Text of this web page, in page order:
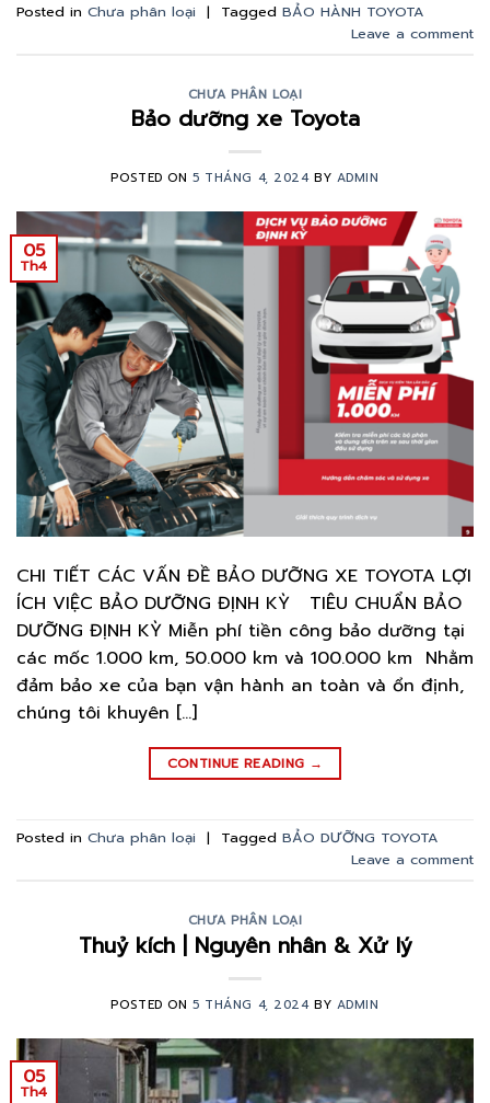
Posted in Chưa phân loại | Tagged BẢO HÀNH TOYOTA
Leave a comment
CHƯA PHÂN LOẠI
Bảo dưỡng xe Toyota
POSTED ON5 THÁNG 4, 2024BY ADMIN
05
Th4
CHI TIẾT CÁC VẤN ĐỀ BẢO DƯỠNG XE TOYOTA LỢI
ÍCH VIỆC BẢO DƯỠNG ĐỊNH KỲ TIÊU CHUẨN BẢO
DƯỠNG ĐỊNH KỲ Miễn phí tiền công bảo dưỡng tại
các mốc 1.000 km, 50.000 km và 100.000 km Nhằm
đảm bảo xe của bạn vận hành an toàn và ổn định,
chúng tôi khuyên […]
CONTINUE READING →
Posted in Chưa phân loại | Tagged BẢO DƯỠNG TOYOTA
Leave a comment
CHƯA PHÂN LOẠI
Thuỷ kích | Nguyên nhân & Xử lý
POSTED ON5 THÁNG 4, 2024BY ADMIN
05
Th4